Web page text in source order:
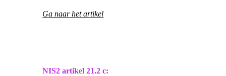
Ga naar het artikel
NIS2 artikel21.2 c: